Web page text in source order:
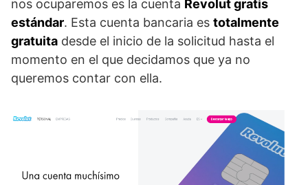
nos ocuparemos es la cuenta Revolut gratis
estándar. Esta cuenta bancaria es totalmente
gratuita desde el inicio de la solicitud hasta el
momento en el que decidamos que ya no
queremos contar con ella.